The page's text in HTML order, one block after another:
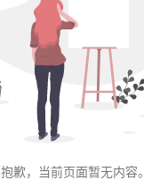
抱歉，当前页面暂无内容。